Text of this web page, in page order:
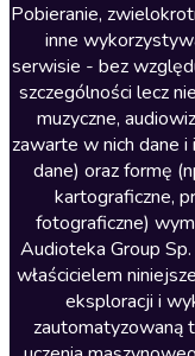
Literatura
Literatura faktu
Literatura obyczajowa
Literatura piękna obca
Literatura piękna
Nagrania relaksacyjne
Nauka języków
Nauki humanistyczne
Podcasty i audycje
Pobieranie,
inne
serwisie - bez
szczególności lecz
muzyczne,
zawarte w nich dane i
dane) oraz formę
kartograficzne,
fotograficzne)
Audioteka Group
właścicielem
eksploracji i
zautomatyzowaną